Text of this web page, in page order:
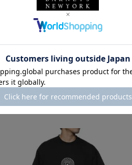
返品不可
ギフトラッピング不可
CITY COUNTRY CITY
CITY COUNTRY CITY ＜シティーカント
リーシティー＞ コラボレートTシャツ
¥7,315 30% OFF